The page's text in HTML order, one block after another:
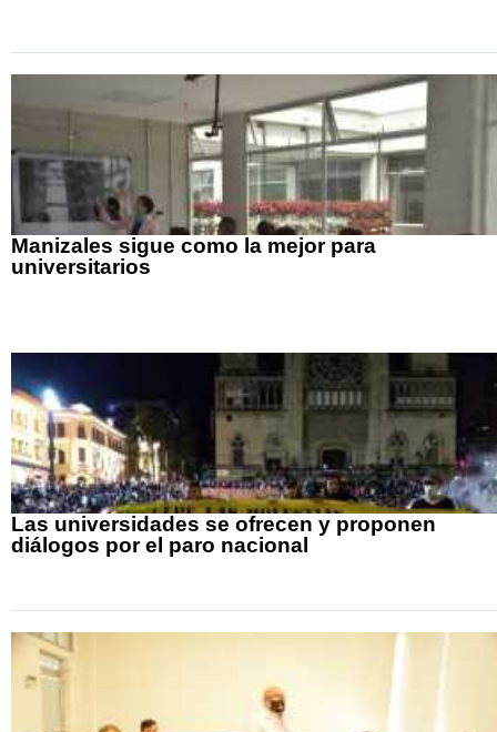
Manizales sigue como la mejor para
universitarios
Las universidades se ofrecen y proponen
diálogos por el paro nacional